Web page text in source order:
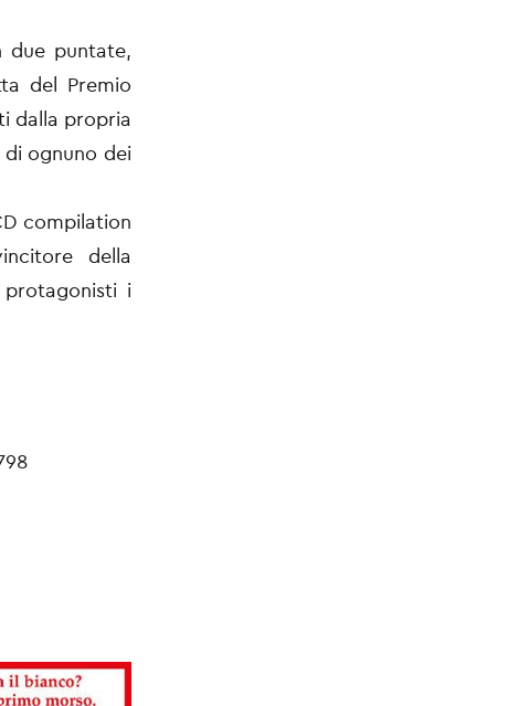
due puntate,
del Premio
dalla propria
ognuno dei
compilation
della
protagonisti i